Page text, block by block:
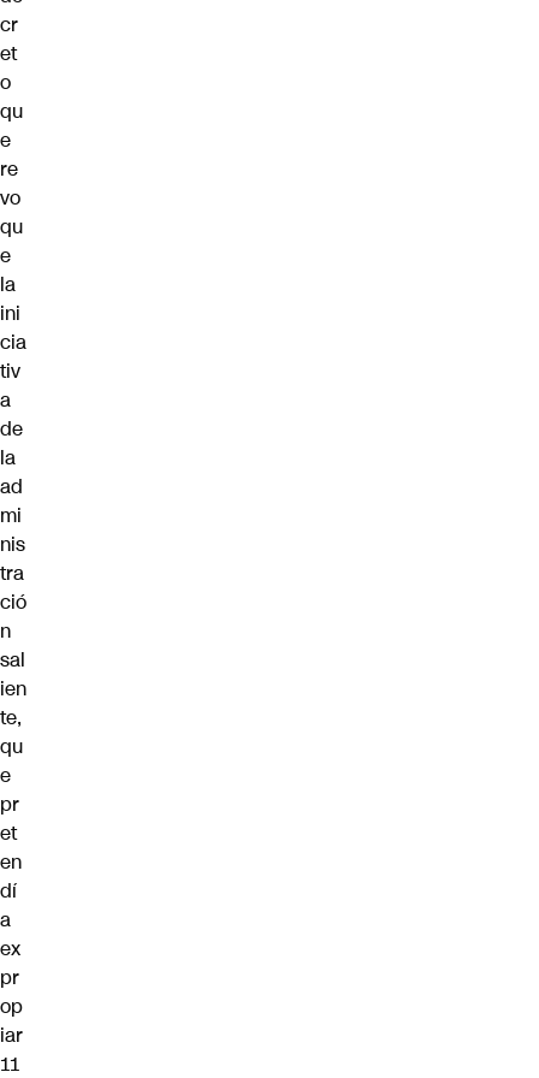
cr
et
o
qu
e
re
vo
qu
e
la
ini
cia
tiv
a
de
la
ad
mi
nis
tra
ció
n
sal
ien
te,
qu
e
pr
et
en
dí
a
ex
pr
op
iar
11